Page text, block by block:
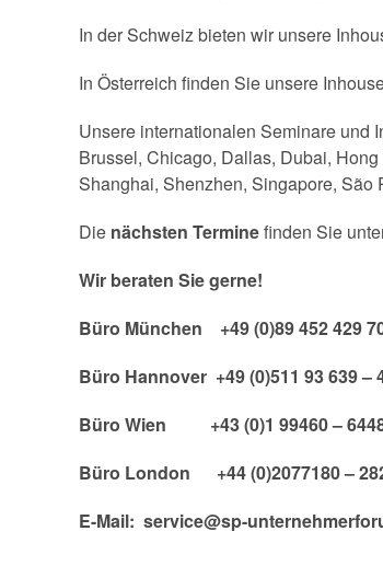
In der Schweiz bieten wir unsere
In Österreich finden Sie unsere
Unsere internationalen Seminare und
Brussel, Chicago, Dallas, Dubai,
Shanghai, Shenzhen, Singapore, São
Die nächsten Terminefinden Sie
Wir beraten Sie gerne!
Büro München +49 (0)89 452 429
Büro Hannover +49 (0)511 93 639 –
Büro Wien +43 (0)1 99460 –
Büro London +44 (0)2077180 –
E-Mail: service@sp-